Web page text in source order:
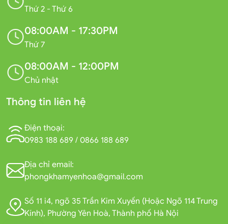
Thứ 2 - Thứ 6
08:00AM - 17:30PM
Thứ 7
08:00AM - 12:00PM
Chủ nhật
Thông tin liên hệ
Điện thoại:
0983 188 689 / 0866 188 689
Địa chỉ email:
phongkhamyenhoa@gmail.com
Số 11 i4, ngõ 35 Trần Kim Xuyến (Hoặc Ngõ 114 Trung
Kính), Phường Yên Hoà, Thành phố Hà Nội